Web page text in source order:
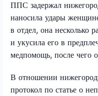
ППС задержал
наносила удары
в отдел, она несколько
и укусила его в
медпомощь, после чего
В отношении
протокол по статье о